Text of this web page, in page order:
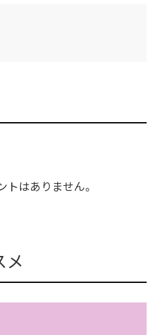
トはありません。
メ